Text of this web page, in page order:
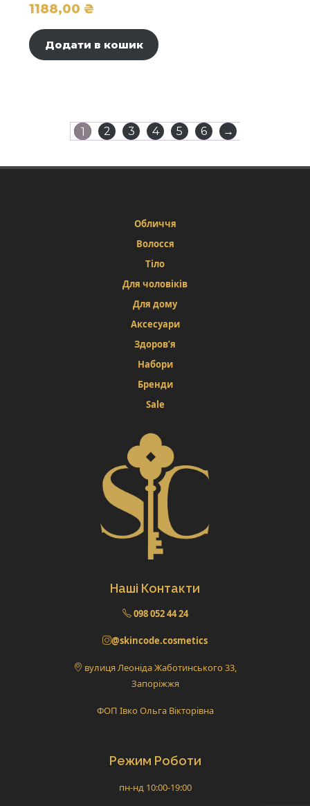
1188,00 ₴
Додати в кошик
1 2 3 4 5 6 →
Обличчя
Волосся
Тіло
Для чоловіків
Для дому
Аксесуари
Здоров’я
Набори
Бренди
Sale
Наші Контакти
098 052 44 24
@skincode.cosmetics
вулиця Леоніда Жаботинського 33,
Запоріжжя
ФОП Івко Ольга Вікторівна
Режим Роботи
пн-нд 10:00-19:00